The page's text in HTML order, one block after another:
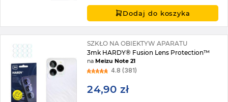
Dodaj do koszyka
SZKŁO NA OBIEKTYW APARATU
3mk HARDY® Fusion Lens Protection™
naMeizu Note 21
4.8 (381)
24,90 zł